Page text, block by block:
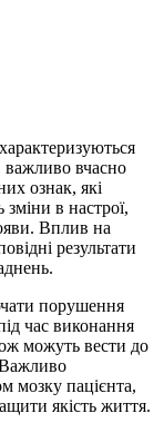
важливо вчасно
ознак, які
в настрої,
Вплив на
результати
порушення
час виконання
можуть вести до
мозку пацієнта,
якість життя.